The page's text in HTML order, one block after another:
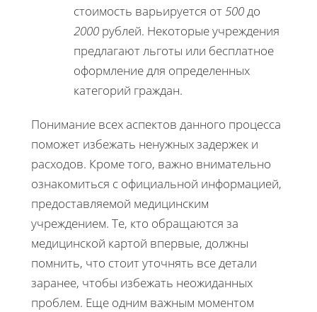
стоимость варьируется от500 до
2000 рублей. Некоторые учреждения
предлагают льготы или бесплатное
оформление для определенных
категорий граждан.
Понимание всех аспектов данного процесса
поможет избежать ненужных задержек и
расходов. Кроме того, важно внимательно
ознакомиться с официальной информацией,
предоставляемой медицинским
учреждением. Те, кто обращаются за
медицинской картой впервые, должны
помнить, что стоит уточнять все детали
заранее, чтобы избежать неожиданных
проблем. Еще одним важным моментом